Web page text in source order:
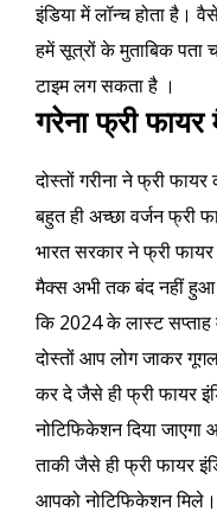
इंडिया में लॉन्च होता है।
हमें सूत्रों के मुताबिक पता
टाइम लग सकता है ।
गरेना फ्री
दोस्तों गरीना ने फ्री
बहुत ही अच्छा वर्जन फ्री
भारत सरकार ने फ्री
मैक्स अभी तक बंद नहीं हुआ
कि 2024 के लास्ट सप्ताह
दोस्तों आप लोग जाकर
कर दे जैसे ही फ्री फायर
नोटिफिकेशन दिया
ताकी जैसे ही फ्री फायर
आपको नोटिफिकेशन मिले।